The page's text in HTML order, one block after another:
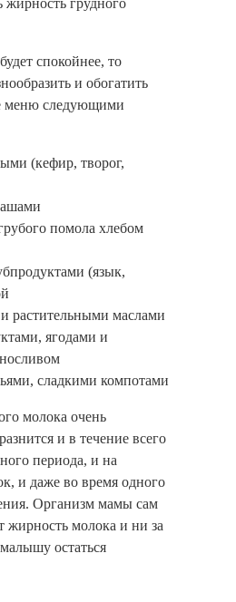
спокойнее, то
и обогатить
меню следующими
(кефир, творог,
помола хлебом
(язык,
растительными маслами
ягодами и
сладкими компотами
молока очень
и в течение всего
периода, и на
и даже во время одного
Организм мамы сам
жирность молока и ни за
остаться